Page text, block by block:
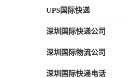
UPS国际快递
深圳国际快递公司
深圳国际物流公司
深圳国际快递电话